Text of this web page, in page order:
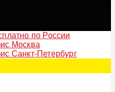
по России
Москва
Санкт-Петербург